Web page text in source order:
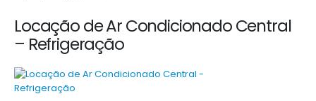
Locação de Ar Condicionado Central
– Refrigeração